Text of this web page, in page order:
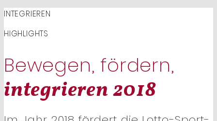
INTEGRIEREN
HIGHLIGHTS
Bewegen, fördern,
integrieren 2018